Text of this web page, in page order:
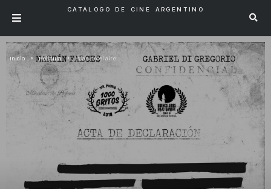
CATÁLOGO DE CINE ARGENTINO
Inicio Pelicula Islas en el aire